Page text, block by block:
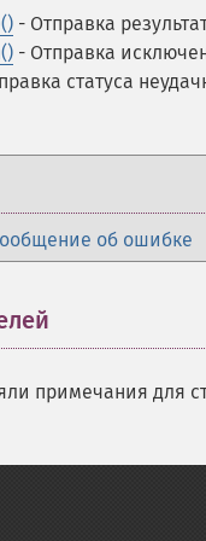
- Отправка
- Отправка
статуса
об ошибке
примечания для